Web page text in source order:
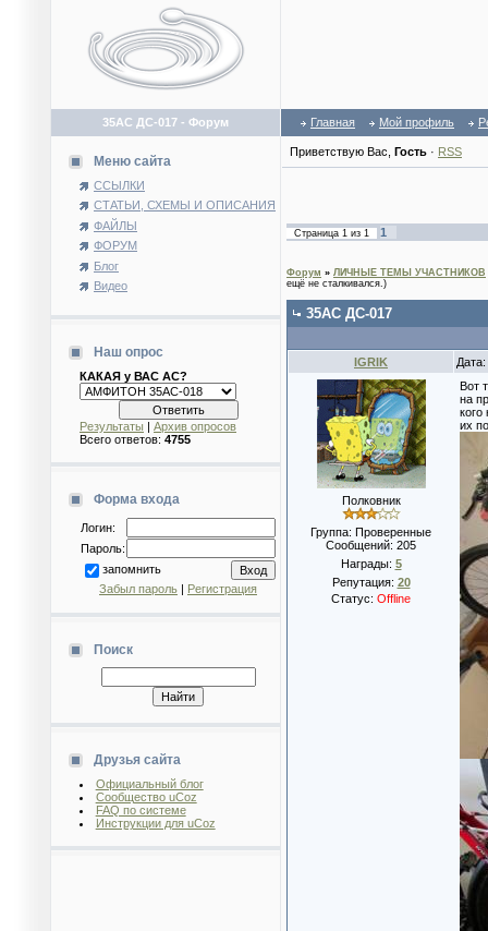
35АС ДС-017 - Форум Главная Мой профиль
Меню сайта
ССЫЛКИ
СТАТЬИ, СХЕМЫ И ОПИСАНИЯ
ФАЙЛЫ
ФОРУМ
Блог
Видео
Наш опрос
КАКАЯ у ВАС АС?
Результаты | Архив опросов
Всего ответов: 4755
Форма входа
Логин:
Пароль:
запомнить
Забыл пароль | Регистрация
Поиск
Друзья сайта
Официальный блог
Сообщество uCoz
FAQ по системе
Инструкции для uCoz
Приветствую Вас Гость · RSS
Страница 1 из 1 1
Форум » ЛИЧНЫЕ ТЕМЫ УЧАСТНИКОВ
ещё не сталкивался.)
35АС ДС-017
IGRIK
Полковник
Группа: Проверенные
Сообщений: 205
Награды: 5
Репутация: 20
Статус: Offline
Вот
на
кого
их